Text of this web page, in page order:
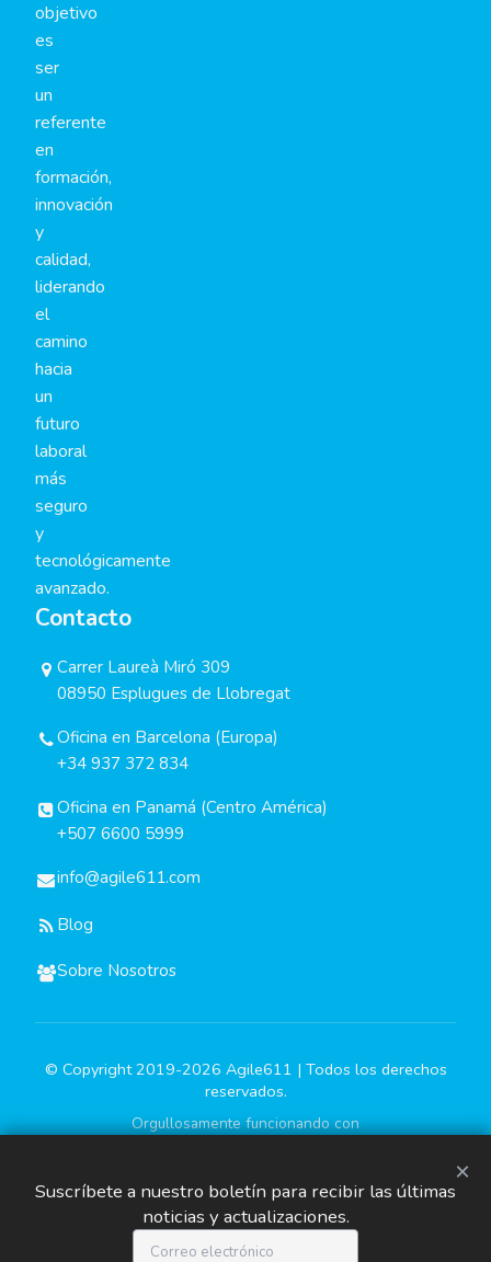
objetivo
es
ser
un
referente
en
formación,
innovación
y
calidad,
liderando
el
camino
hacia
un
futuro
laboral
más
seguro
y
tecnológicamente
avanzado.
Contacto
Carrer Laureà Miró 309
08950 Esplugues de Llobregat
Oficina en Barcelona (Europa)
+34 937 372 834
Oficina en Panamá (Centro América)
+507 6600 5999
info@agile611.com
Blog
Sobre Nosotros
© Copyright 2019-2026 Agile611 | Todos los derechos
reservados.
Orgullosamente funcionando con
Suscríbete a nuestro boletín para recibir las últimas
noticias y actualizaciones.
×